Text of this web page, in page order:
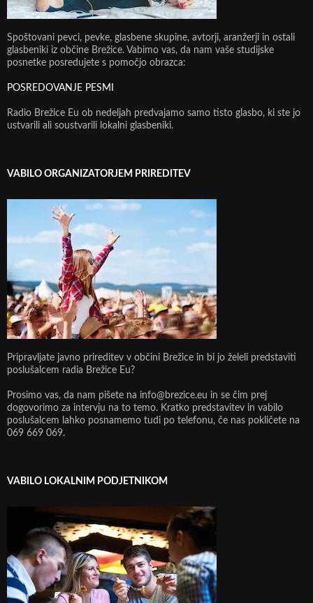
Spoštovani pevci, pevke, glasbene skupine, avtorji, aranžerji in ostali
glasbeniki iz občine Brežice. Vabimo vas, da nam vaše studijske
posnetke posredujete s pomočjo obrazca:
POSREDOVANJE PESMI
Radio Brežice Eu ob nedeljah predvajamo samo tisto glasbo, ki ste jo
ustvarili ali soustvarili lokalni glasbeniki.
VABILO ORGANIZATORJEM PRIREDITEV
Pripravljate javno prireditev v občini Brežice in bi jo želeli predstaviti
poslušalcem radia Brežice Eu?
Prosimo vas, da nam pišete na info@brezice.eu in se čim prej
dogovorimo za intervju na to temo. Kratko predstavitev in vabilo
poslušalcem lahko posnamemo tudi po telefonu, če nas pokličete na
069 669 069.
VABILO LOKALNIM PODJETNIKOM